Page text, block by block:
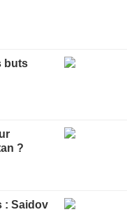
buts
?
: Saidov